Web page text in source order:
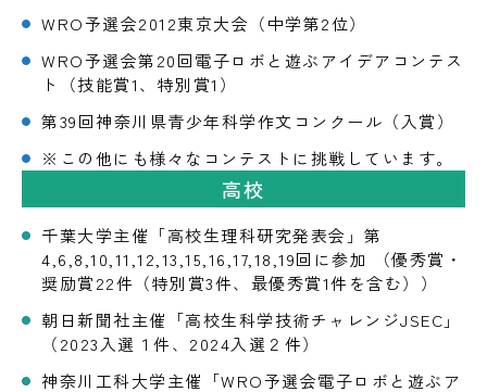
WRO予選会2012東京大会（中学第2位）
WRO予選会第20回電子ロボと遊ぶアイデアコンテス
ト（技能賞1、特別賞1）
第39回神奈川県青少年科学作文コンクール（入賞）
※この他にも様々なコンテストに挑戦しています。
高校
千葉大学主催「高校生理科研究発表会」第
4,6,8,10,11,12,13,15,16,17,18,19回に参加 （優秀賞・
奨励賞22件（特別賞3件、最優秀賞1件を含む））
朝日新聞社主催「高校生科学技術チャレンジJSEC」
（2023入選１件、2024入選２件）
神奈川工科大学主催「WRO予選会電子ロボと遊ぶア